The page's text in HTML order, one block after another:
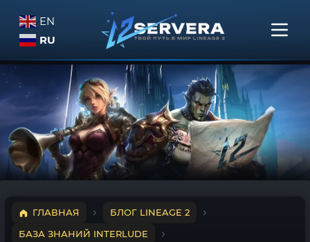
EN
RU
ГЛАВНАЯ
БЛОГ LINEAGE 2
БАЗА ЗНАНИЙ INTERLUDE